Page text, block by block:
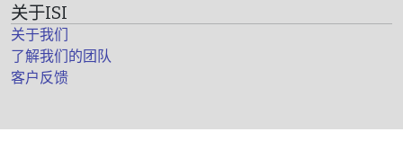
关于ISI
关于我们
了解我们的团队
客户反馈